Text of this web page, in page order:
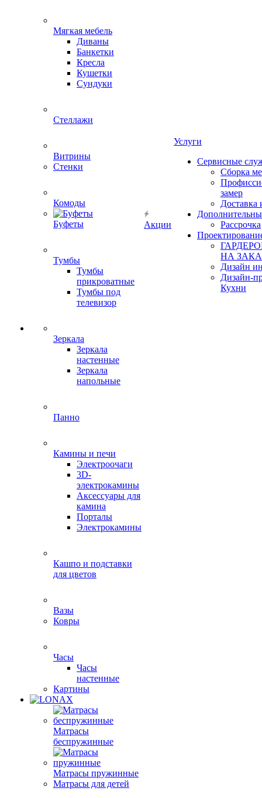
Мягкая мебель
Диваны
Банкетки
Кресла
Кушетки
Сундуки
Стеллажи
Витрины
Стенки
Комоды
Буфеты
Тумбы
Тумбы
прикроватные
Тумбы под
телевизор
Зеркала
Зеркала
настенные
Зеркала
напольные
Панно
Камины и печи
Электроочаги
3D-
электрокамины
Аксессуары для
камина
Порталы
Электрокамины
Кашпо и подставки
для цветов
Вазы
Ковры
Часы
Часы
настенные
Картины
Матрасы
беспружинные
Матрасы пружинные
Матрасы для детей
Акции
Услуги
Сервисные
Сборка
замер
Доставка
Рассрочка
НА
Дизайн
Дизайн-
Кухни